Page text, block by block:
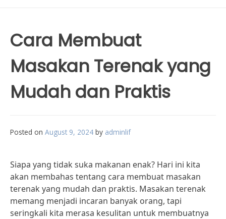
Cara Membuat
Masakan Terenak yang
Mudah dan Praktis
Posted on August 9, 2024 by adminlif
Siapa yang tidak suka makanan enak? Hari ini kita
akan membahas tentang cara membuat masakan
terenak yang mudah dan praktis. Masakan terenak
memang menjadi incaran banyak orang, tapi
seringkali kita merasa kesulitan untuk membuatnya